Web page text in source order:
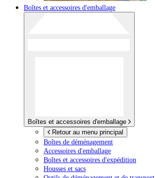
Boîtes et accessoires d'emballage
Boîtes et accessoires d'emballage
Retour au menu principal
Boîtes de déménagement
Accessoires d'emballage
Boîtes et accessoires d'expédition
Housses et sacs